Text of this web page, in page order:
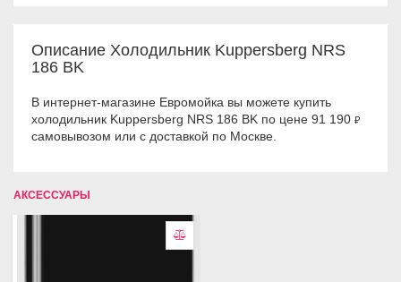
Описание Холодильник Kuppersberg NRS
186 BK
В интернет-магазине Евромойка вы можете купить
холодильник Kuppersberg NRS 186 BK по цене 91 190 ₽
самовывозом или с доставкой по Москве.
АКСЕССУАРЫ